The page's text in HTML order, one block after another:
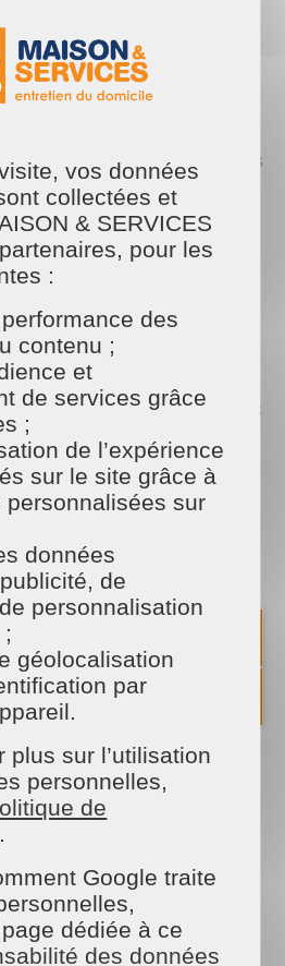
Twitter Email
Redon, nous avons fait un
jamais d’eau de Javel.
nous privilégions des produits
de votre intérieur
de Javel ?
perçue comme un allié
mais elle présente de
:
: Ses vapeurs irritantes
troubles respiratoires et des
dans l’eau, elle peut
sur les écosystèmes
salissures
de Javel ne nettoie pas, elle
et efficaces
et sain, nous misons sur
notamment :
détartrant naturel
désinfectant.
les taches tenaces.
polyvalent qui
les surfaces.
vos données
collectées et
& SERVICES
pour les
:
des
contenu ;
et
de services grâce
;
de l’expérience
sur le site grâce à
personnalisées sur
données
de
personnalisation
géolocalisation
par
plus sur l’utilisation
personnelles,
de
Google traite
dédiée à ce
des données